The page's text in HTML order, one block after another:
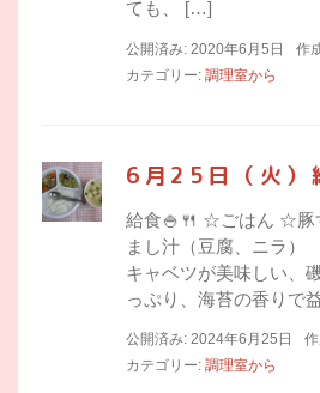
ても、 […]
公開済み: 2020年6月5日 作
カテゴリー: 調理室から
6月25日（火）
給食🍚🍴 ☆ごはん ☆
まし汁（豆腐、ニラ
キャベツが美味しい
っぷり、海苔の香りで
公開済み: 2024年6月25日
カテゴリー: 調理室から